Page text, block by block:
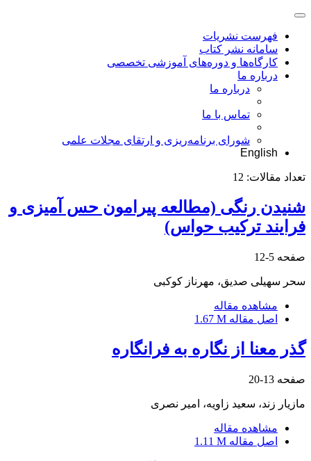
فهرست نشریات
سامانه نشر کتاب
کارگاه‌ها و دوره‌های آموزشی تخصصی
درباره ما
درباره ما
تماس با ما
شورای برنامه‌ریزی و ارتقای مجلات علمی
English
تعداد مقالات: 12
شنیدن رنگی (مطالعه پیرامون حس آمیزی و
فرایند ترکیب حواس)
صفحه 5-12
سحر سهیلی صدیق، مهرناز کوکبی
مشاهده مقاله
اصل مقاله 1.67 M
گذر معنا از نگاره به فرانگاره
صفحه 13-20
مازیار زند، سعید زاویه، امیر نصری
مشاهده مقاله
اصل مقاله 1.11 M